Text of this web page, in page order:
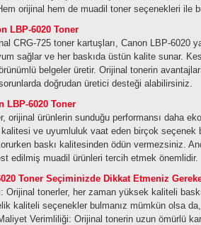
orijinal hem de muadil toner seçenekleri ile
LBP-6020 Toner
CRG-725 toner kartuşları, Canon LBP-6020
sağlar ve her baskıda üstün kalite sunar.
belgeler üretir. Orijinal tonerin
doğrudan üretici desteği alabilirsiniz.
LBP-6020 Toner
orijinal ürünlerin sunduğu performansı daha
ve uyumluluk vaat eden birçok seçenek
baskı kalitesinden ödün vermezsiniz.
edilmiş muadil ürünleri tercih etmek önemlidir.
Toner Seçiminizde Dikkat Etmeniz
Orijinal tonerler, her zaman yüksek kaliteli
kaliteli seçenekler bulmanız mümkün olsa
Verimliliği: Orijinal tonerin uzun ömürlü